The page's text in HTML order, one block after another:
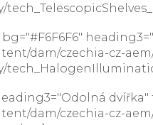
dam/czechia-cz-
dam/czechia-cz-